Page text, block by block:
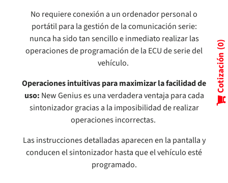
No requiere conexión a un ordenador personal o
portátil para la gestión de la comunicación serie:
nunca ha sido tan sencillo e inmediato realizar las
operaciones de programación de la ECU de serie del
vehículo.
Operaciones intuitivas para maximizar la facilidad de
uso: New Genius es una verdadera ventaja para cada
sintonizador gracias a la imposibilidad de realizar
operaciones incorrectas.
Las instrucciones detalladas aparecen en la pantalla y
conducen el sintonizador hasta que el vehículo esté
programado.
Cotización
0